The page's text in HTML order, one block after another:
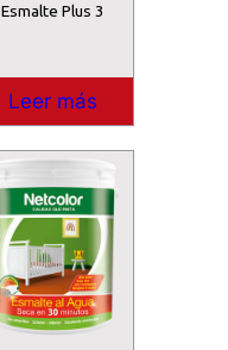
Esmalte Plus 3
Leer más